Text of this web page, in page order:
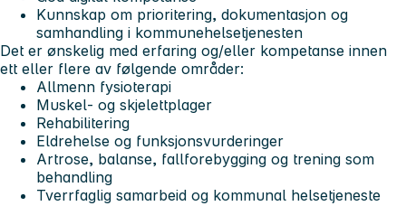
Kunnskap om prioritering, dokumentasjon og
samhandling i kommunehelsetjenesten
Det er ønskelig med erfaring og/eller kompetanse innen
ett eller flere av følgende områder:
Allmenn fysioterapi
Muskel- og skjelettplager
Rehabilitering
Eldrehelse og funksjonsvurderinger
Artrose, balanse, fallforebygging og trening som
behandling
Tverrfaglig samarbeid og kommunal helsetjeneste